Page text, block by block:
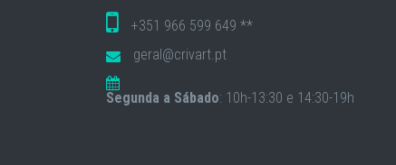
+351 966 599 649 **
geral@crivart.pt
Segunda a Sábado: 10h-13:30 e 14:30-19h